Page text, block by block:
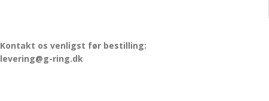
Kontakt os venligst før bestilling:
levering@g-ring.dk